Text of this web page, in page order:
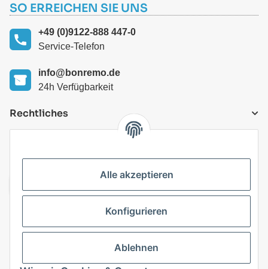
SO ERREICHEN SIE UNS
+49 (0)9122-888 447-0
Service-Telefon
info@bonremo.de
24h Verfügbarkeit
Rechtliches
Vertrag widerrufen
Alle akzeptieren
Konfigurieren
Ablehnen